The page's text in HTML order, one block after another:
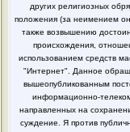
других религиозных
положения (за неимением
также возвышению
происхождения,
использованием средств
"Интернет". Данное
вышеопубликованным
информационно-
направленных на
суждение. Я против